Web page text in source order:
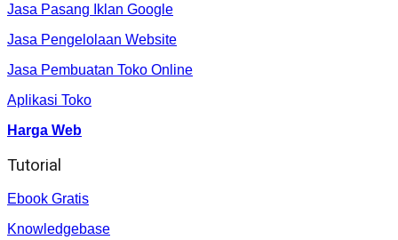
Jasa Pasang Iklan Google
Jasa Pengelolaan Website
Jasa Pembuatan Toko Online
Aplikasi Toko
Harga Web
Tutorial
Ebook Gratis
Knowledgebase